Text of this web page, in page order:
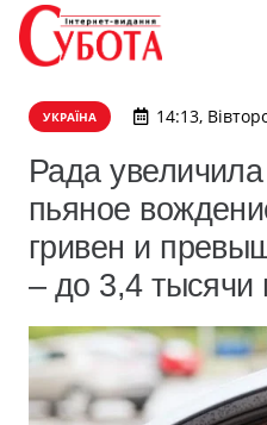
УКРАЇНА 14:13,
Рада
пьяное
гривен и
– до 3,4 тысячи